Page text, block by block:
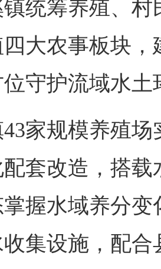
统筹养殖、
大农事板块
守护流域水土
家规模养殖
套改造，搭
握水域养分
集设施，配